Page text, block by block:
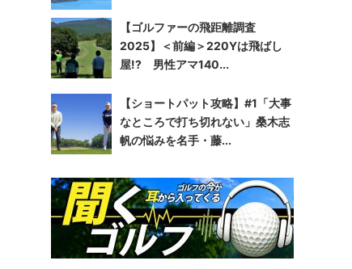
【ゴルファーの飛距離調査
2025】＜前編＞220Yは飛ばし
屋!? 男性アマ140...
【ショートパット攻略】#1「大事
なところで打ち切れない」桑木志
帆の悩みを名手・藤...